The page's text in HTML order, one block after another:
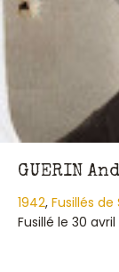
GUERIN
1942, Fusillés de
Fusillé le 30